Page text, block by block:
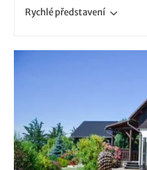
Rychlépředstavení